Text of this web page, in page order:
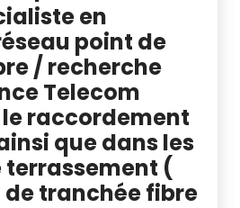
en
point de
/ recherche
Telecom
le raccordement
que dans les
(
tranchée fibre